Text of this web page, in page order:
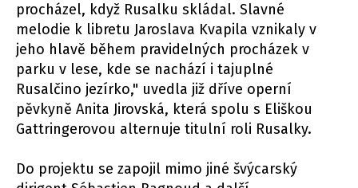
procházel, když Rusalku skládal. Slavné
melodie k libretu Jaroslava Kvapila vznikaly v
jeho hlavě během pravidelných procházek v
parku v lese, kde se nachází i tajuplné
Rusalčino jezírko," uvedla již dříve operní
pěvkyně Anita Jirovská, která spolu s Eliškou
Gattringerovou alternuje titulní roli Rusalky.
Do projektu se zapojil mimo jiné švýcarský